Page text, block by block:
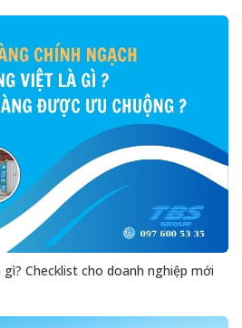
Checklist cho doanh nghiệp mới